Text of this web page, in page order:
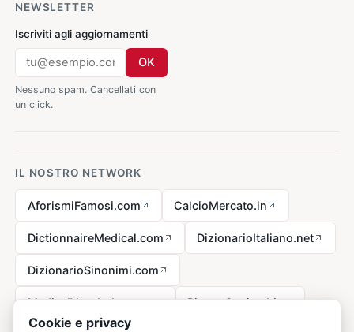
NEWSLETTER
Iscriviti agli aggiornamenti
OK
Nessuno spam. Cancellati con
un click.
IL NOSTRO NETWORK
AforismiFamosi.com CalcioMercato.in
DictionnaireMedical.com DizionarioItaliano.net
DizionarioSinonimi.com
MedicalVocabulary.org RicetteCucina.biz
Cookie e privacy